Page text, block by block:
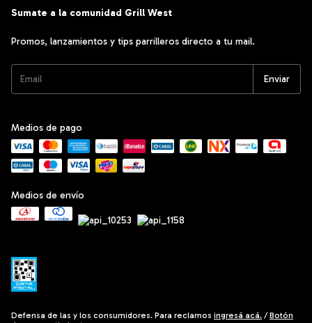
Sumate a la comunidad Grill West
Promos, lanzamientos y tips parrilleros directo a tu mail.
Medios de pago
Medios de envío
Defensa de las y los consumidores. Para reclamos ingresá acá. / Botón